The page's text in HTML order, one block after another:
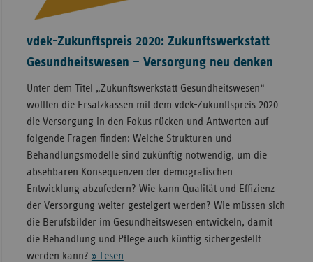
vdek-Zukunftspreis 2020: Zukunftswerkstatt
Gesundheitswesen – Versorgung neu denken
Unter dem Titel „Zukunftswerkstatt Gesundheitswesen“
wollten die Ersatzkassen mit dem vdek-Zukunftspreis 2020
die Versorgung in den Fokus rücken und Antworten auf
folgende Fragen finden: Welche Strukturen und
Behandlungsmodelle sind zukünftig notwendig, um die
absehbaren Konsequenzen der demografischen
Entwicklung abzufedern? Wie kann Qualität und Effizienz
der Versorgung weiter gesteigert werden? Wie müssen sich
die Berufsbilder im Gesundheitswesen entwickeln, damit
die Behandlung und Pflege auch künftig sichergestellt
werden kann? » Lesen